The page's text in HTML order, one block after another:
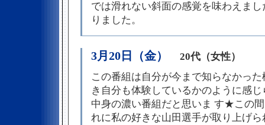
では滑れない斜面の感覚を味わえま
りました。
3月20日（金） 20代（女性）
この番組は自分が今まで知らなかっ
き自分も体験しているかのように感
中身の濃い番組だと思いま す★この
れに私の好きな山田選手が取り上げ